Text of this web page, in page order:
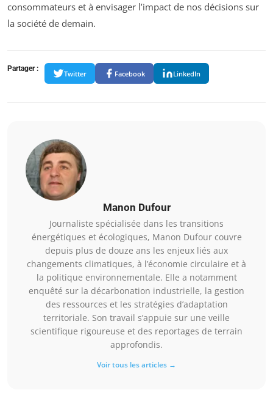
consommateurs et à envisager l’impact de nos décisions sur
la société de demain.
Partager :
Twitter Facebook LinkedIn
Manon Dufour
Journaliste spécialisée dans les transitions
énergétiques et écologiques, Manon Dufour couvre
depuis plus de douze ans les enjeux liés aux
changements climatiques, à l’économie circulaire et à
la politique environnementale. Elle a notamment
enquêté sur la décarbonation industrielle, la gestion
des ressources et les stratégies d’adaptation
territoriale. Son travail s’appuie sur une veille
scientifique rigoureuse et des reportages de terrain
approfondis.
Voir tous les articles →